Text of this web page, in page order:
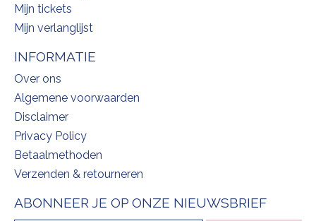
Mijn tickets
Mijn verlanglijst
INFORMATIE
Over ons
Algemene voorwaarden
Disclaimer
Privacy Policy
Betaalmethoden
Verzenden & retourneren
ABONNEER JE OP ONZE NIEUWSBRIEF